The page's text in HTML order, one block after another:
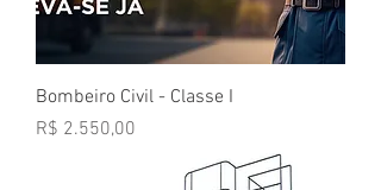
Bombeiro Civil - Classe I
Preço
R$ 2.550,00